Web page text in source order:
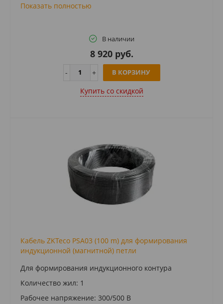
Показать полностью
В наличии
8 920 руб.
В КОРЗИНУ
Купить cо скидкой
Кабель ZKTeco PSA03 (100 m) для формирования
индукционной (магнитной) петли
Для формирования индукционного контура
Количество жил: 1
Рабочее напряжение: 300/500 В